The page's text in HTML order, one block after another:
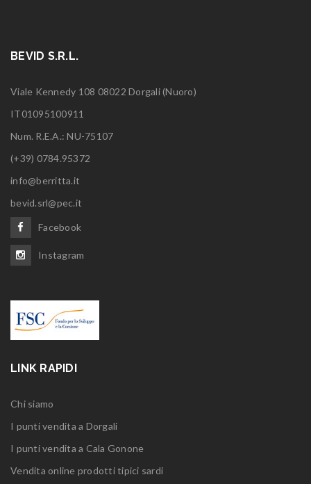
BEVID S.R.L.
Viale Kennedy 108 08022 Dorgali (Nuoro)
IT01095100911
Num. R.E.A.: NU-75107
(+39) 0784.95372
info@berritta.it
bevid.srl@pec.it
Facebook
Instagram
LINK RAPIDI
Chi siamo
I punti vendita a Dorgali
I punti vendita a Cala Gonone
Vendita online prodotti tipici sardi